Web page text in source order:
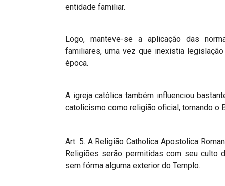
entidade familiar.
Logo, manteve-se a aplicação das
familiares, uma vez que inexistia
época.
A igreja católica também influenciou
catolicismo como religião oficial, tornando o
Art. 5. A Religião Catholica Apostolica
Religiões serão permitidas com seu culto
sem fórma alguma exterior do Templo.